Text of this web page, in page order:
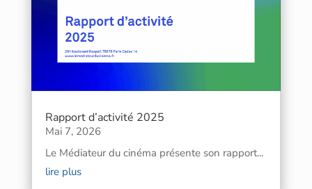
Rapport d’activité 2025
Mai 7, 2026
Le Médiateur du cinéma présente son rapport...
lire plus